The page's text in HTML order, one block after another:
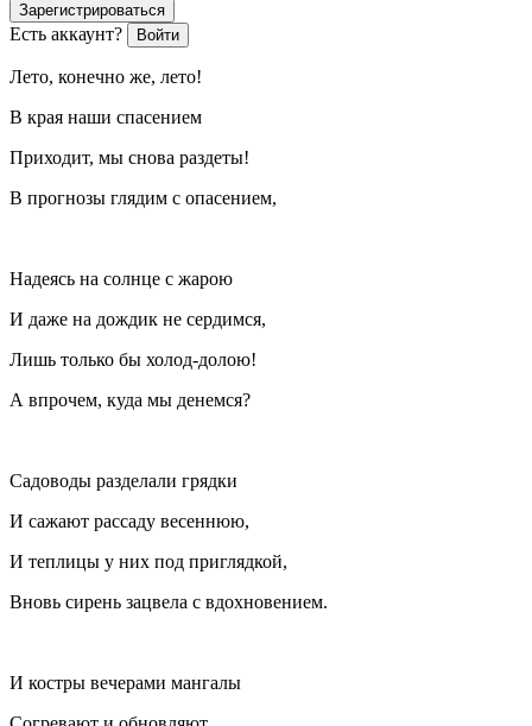
Зарегистрироваться
Есть аккаунт? Войти
Лето, конечно же, лето!
В края наши спасением
Приходит, мы снова раздеты!
В прогнозы глядим с опасением,
Надеясь на солнце с жарою
И даже на дождик не сердимся,
Лишь только бы холод-долою!
А впрочем, куда мы денемся?
Садоводы разделали грядки
И сажают рассаду весеннюю,
И теплицы у них под приглядкой,
Вновь сирень зацвела с вдохновением.
И костры вечерами мангалы